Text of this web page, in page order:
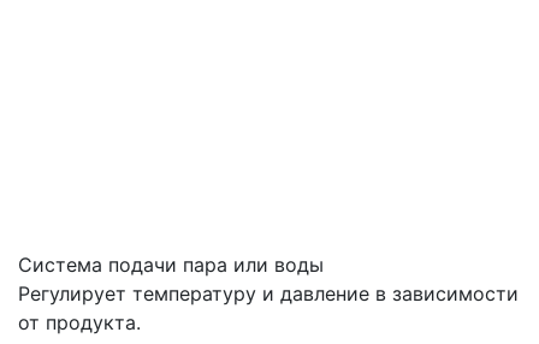
Система подачи пара или воды
Регулирует температуру и давление в зависимости
от продукта.